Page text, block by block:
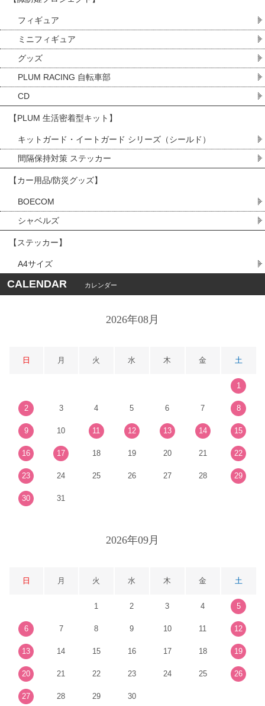
フィギュア
ミニフィギュア
グッズ
PLUM RACING 自転車部
CD
【PLUM 生活密着型キット】
キットガード・イートガード シリーズ（シールド）
間隔保持対策 ステッカー
【カー用品/防災グッズ】
BOECOM
シャベルズ
【ステッカー】
A4サイズ
CALENDAR カレンダー
2026年08月
日 月 火 水 木 金 土
1
2 3 4 5 6 7 8
9 10 11 12 13 14 15
16 17 18 19 20 21 22
23 24 25 26 27 28 29
30 31
2026年09月
日 月 火 水 木 金 土
1 2 3 4 5
6 7 8 9 10 11 12
13 14 15 16 17 18 19
20 21 22 23 24 25 26
27 28 29 30